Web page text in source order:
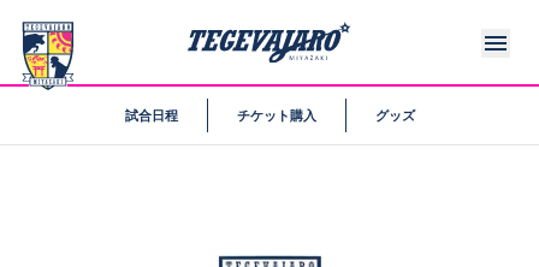
試合日程 チケット購入 グッズ